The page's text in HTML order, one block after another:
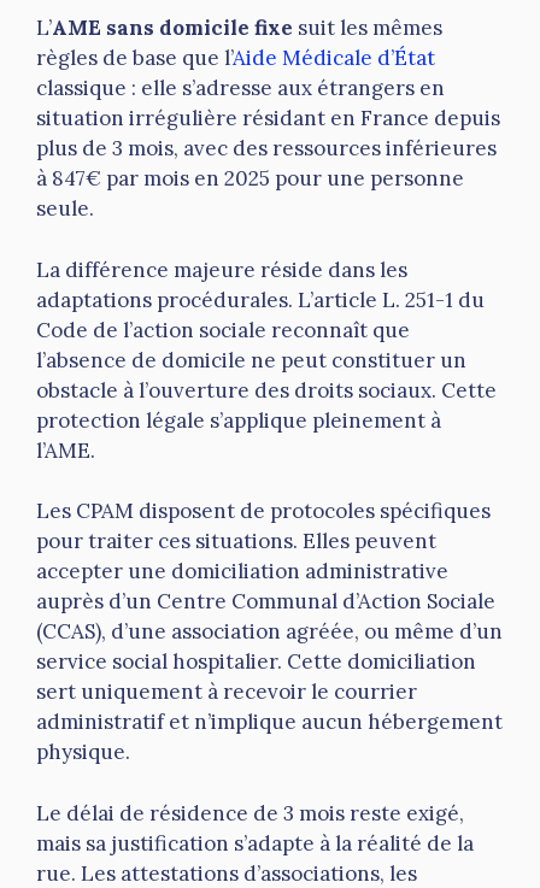
L’AME sans domicile fixe suit les mêmes
règles de base que l’Aide Médicale d’État
classique : elle s’adresse aux étrangers en
situation irrégulière résidant en France depuis
plus de 3 mois, avec des ressources inférieures
à 847€ par mois en 2025 pour une personne
seule.
La différence majeure réside dans les
adaptations procédurales. L’article L. 251-1 du
Code de l’action sociale reconnaît que
l’absence de domicile ne peut constituer un
obstacle à l’ouverture des droits sociaux. Cette
protection légale s’applique pleinement à
l’AME.
Les CPAM disposent de protocoles spécifiques
pour traiter ces situations. Elles peuvent
accepter une domiciliation administrative
auprès d’un Centre Communal d’Action Sociale
(CCAS), d’une association agréée, ou même d’un
service social hospitalier. Cette domiciliation
sert uniquement à recevoir le courrier
administratif et n’implique aucun hébergement
physique.
Le délai de résidence de 3 mois reste exigé,
mais sa justification s’adapte à la réalité de la
rue. Les attestations d’associations, les